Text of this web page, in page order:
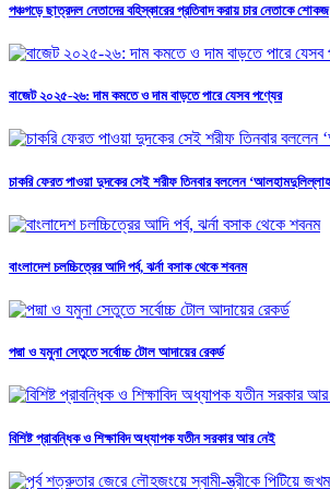
পঞ্চগড়ে ছাত্রদল নেতাদের বহিস্কারের প্রতিবাদ করায় চার নেতাকে শোকজ
বাজেট ২০২৫-২৬: দাম কমতে ও দাম বাড়তে পারে যেসব পণ্যের
চাকরি ফেরত পাওয়া দুদকের সেই শরীফ তিনবার বললেন
বাংলাদেশ চলচ্চিত্রের আদি পর্ব, ঝর্না বসাক থেকে শবনম
পদ্মা ও যমুনা সেতুতে সর্বোচ্চ টোল আদায়ের রেকর্ড
বিশিষ্ট প্রাবন্ধিক ও শিক্ষাবিদ অধ্যাপক যতীন সরকার আর নেই